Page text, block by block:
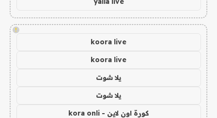
!
koora live
koora live
يلا شوت
يلا شوت
كورة اون لاين - kora onli